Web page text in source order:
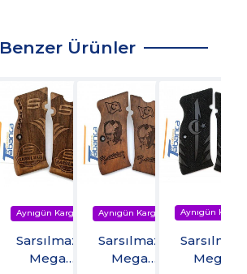
Benzer Ürünler
Sarsılmaz
Mega
Sarsılmaz
Mega
Sarsılmaz
Mega